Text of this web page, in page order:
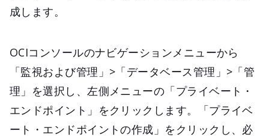
成します。
OCIコンソールのナビゲーションメニューから
「監視および管理」>「データベース管理」>「管
理」を選択し、左側メニューの「プライベート・
エンドポイント」をクリックします。「プライベ
ート・エンドポイントの作成」をクリックし、必